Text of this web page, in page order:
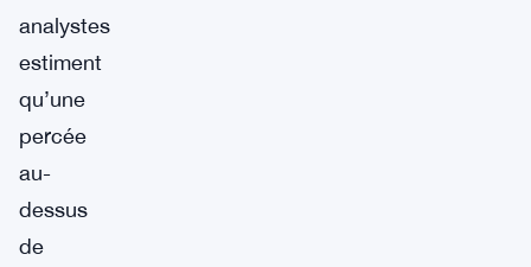
analystes
estiment
qu’une
percée
au-
dessus
de